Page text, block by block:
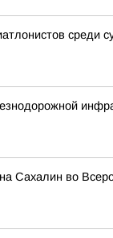
среди
Сахалин во